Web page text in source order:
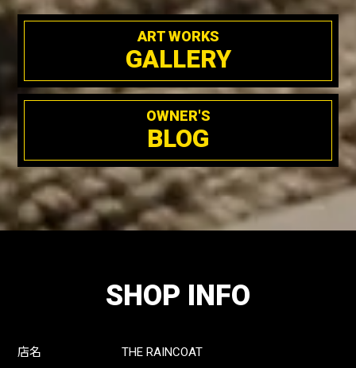
ART WORKS
GALLERY
OWNER'S
BLOG
SHOP INFO
店名
THE RAINCOAT